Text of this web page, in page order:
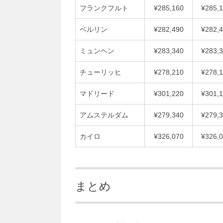
フランクフルト ¥285,160
ベルリン ¥282,490
ミュンヘン ¥283,340
チューリッヒ ¥278,210
マドリード ¥301,220
アムステルダム ¥279,340
カイロ ¥326,070
まとめ